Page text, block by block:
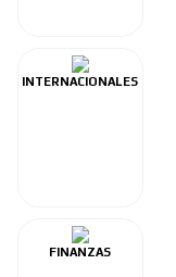
INTERNACIONALES
FINANZAS